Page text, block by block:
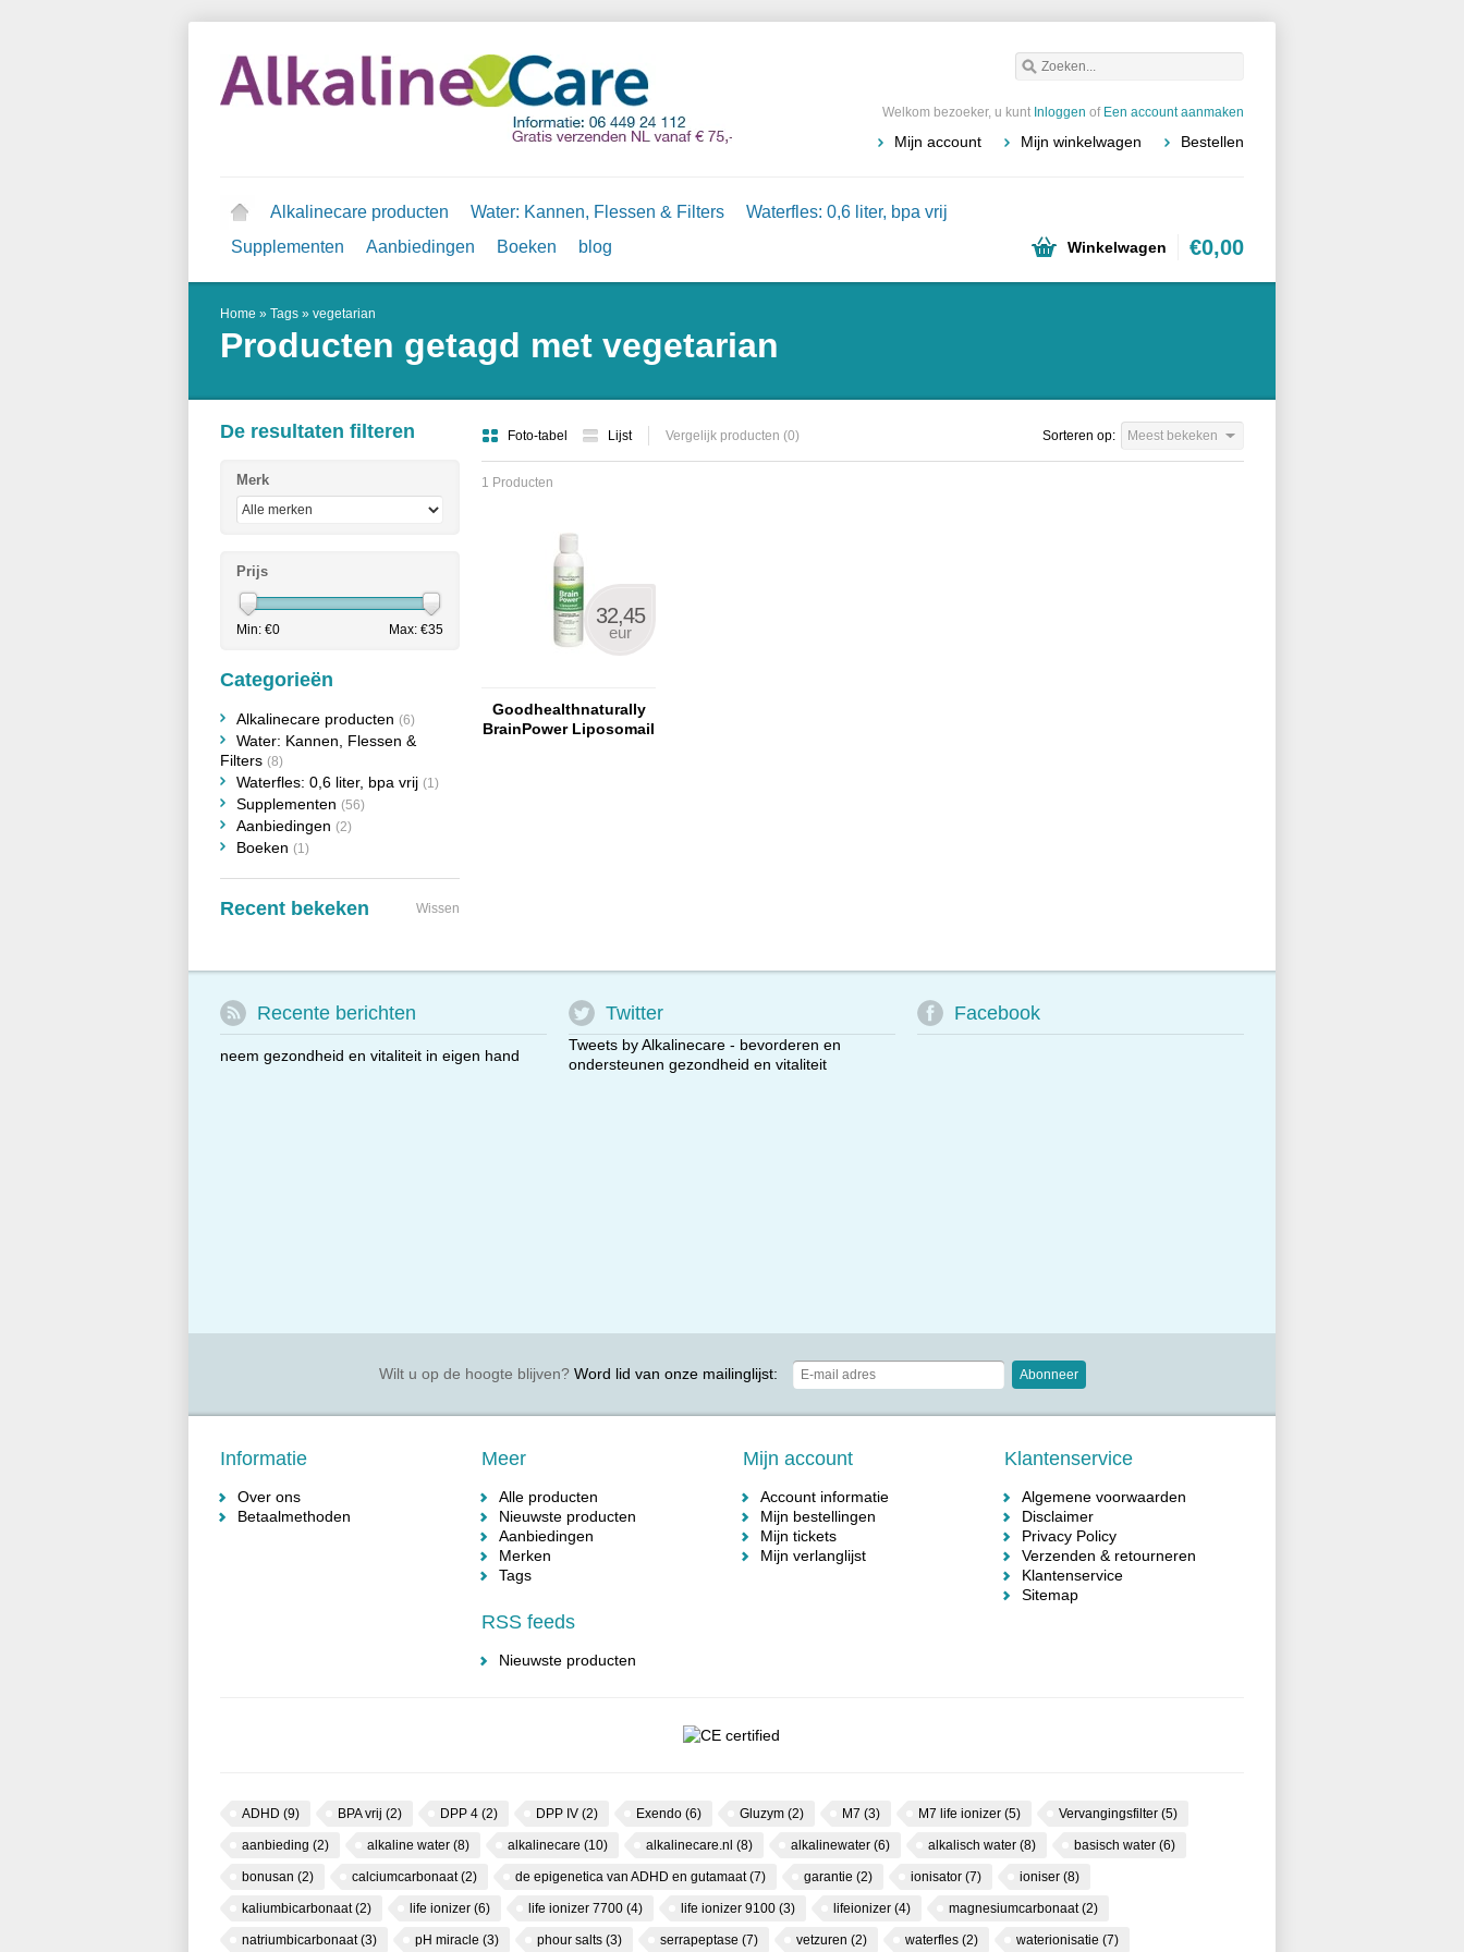
Welkom bezoeker, u kunt Inloggen of Een account aanmaken
Mijn account Mijn winkelwagen Bestellen
Alkalinecare producten Water: Kannen, Flessen & Filters
Waterfles: 0,6 liter, bpa vrij
Supplementen
Aanbiedingen Boeken blog Winkelwagen €0,00
Home » Tags » vegetarian
Producten getagd met vegetarian
Foto-tabel Lijst Vergelijk producten (0) Sorteren op: Meest bekeken
1 Producten
32,45
eur
Goodhealthnaturally
BrainPower Liposomail
De resultaten filteren
Merk
Prijs
Min: €0 Max: €35
Categorieën
Alkalinecare producten (6)
Water: Kannen, Flessen &
Filters (8)
Waterfles: 0,6 liter, bpa vrij (1)
Supplementen (56)
Aanbiedingen (2)
Boeken (1)
Recent bekeken Wissen
Recente berichten
neem gezondheid en vitaliteit in eigen hand
Twitter
Tweets by Alkalinecare - bevorderen en
ondersteunen gezondheid en vitaliteit
Facebook
Wilt u op de hoogte blijven?Word lid van onze mailinglijst: Abonneer
Informatie
Over ons
Betaalmethoden
Meer
Alle producten
Nieuwste producten
Aanbiedingen
Merken
Tags
RSS feeds
Nieuwste producten
Mijn account
Account informatie
Mijn bestellingen
Mijn tickets
Mijn verlanglijst
Klantenservice
Algemene voorwaarden
Disclaimer
Privacy Policy
Verzenden & retourneren
Klantenservice
Sitemap
ADHD (9) BPA vrij (2) DPP 4 (2) DPP IV (2) Exendo (6) Gluzym (2) M7 (3) M7 life ionizer (5) Vervangingsfilter (5)
aanbieding (2) alkaline water (8) alkalinecare (10) alkalinecare.nl (8) alkalinewater (6) alkalisch water (8) basisch water (6)
bonusan (2) calciumcarbonaat(2) de epigenetica van ADHD en gutamaat(7) garantie (2) ionisator (7) ioniser (8)
kaliumbicarbonaat(2) life ionizer (6) life ionizer 7700 (4) life ionizer 9100 (3) lifeionizer (4) magnesiumcarbonaat(2)
natriumbicarbonaat(3) pH miracle (3) phour salts (3) serrapeptase (7) vetzuren (2) waterfles (2) waterionisatie (7)